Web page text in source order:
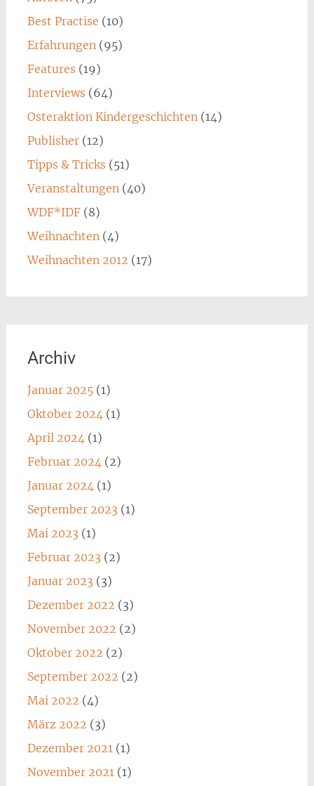
Best Practise (10)
Erfahrungen (95)
Features (19)
Interviews (64)
Osteraktion Kindergeschichten (14)
Publisher(12)
Tipps & Tricks (51)
Veranstaltungen (40)
WDF*IDF(8)
Weihnachten (4)
Weihnachten 2012 (17)
Archiv
Januar 2025(1)
Oktober 2024 (1)
April 2024 (1)
Februar 2024 (2)
Januar 2024 (1)
September 2023 (1)
Mai 2023 (1)
Februar 2023 (2)
Januar 2023 (3)
Dezember 2022 (3)
November 2022 (2)
Oktober 2022 (2)
September 2022 (2)
Mai 2022 (4)
März 2022 (3)
Dezember 2021 (1)
November 2021 (1)